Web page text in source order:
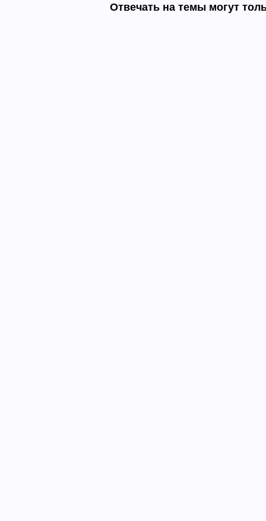
Отвечать на темы могут